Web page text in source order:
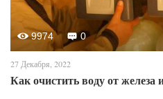
9974 0
27 Декабря, 2022
Как очистить воду от железа